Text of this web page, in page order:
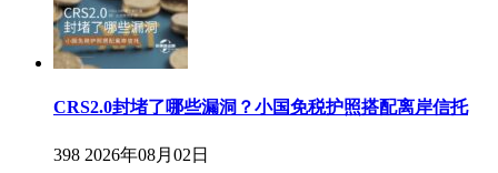
CRS2.0封堵了哪些漏洞？小国免税护照搭配离岸信托
398 2026年08月02日